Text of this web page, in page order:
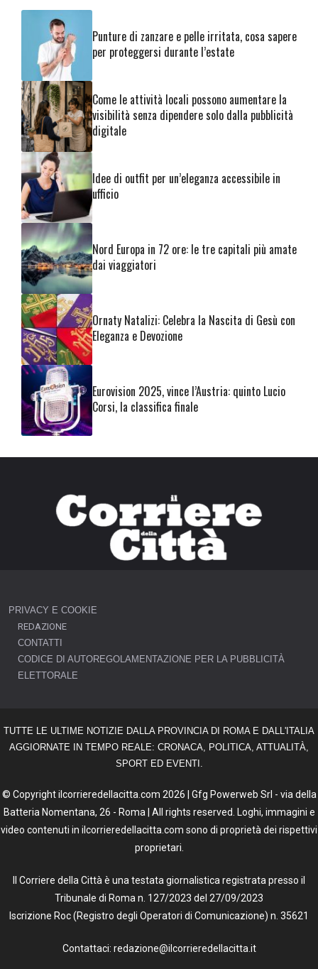
Punture di zanzare e pelle irritata, cosa sapere
per proteggersi durante l’estate
Come le attività locali possono aumentare la
visibilità senza dipendere solo dalla pubblicità
digitale
Idee di outfit per un’eleganza accessibile in
ufficio
Nord Europa in 72 ore: le tre capitali più amate
dai viaggiatori
Ornaty Natalizi: Celebra la Nascita di Gesù con
Eleganza e Devozione
Eurovision 2025, vince l’Austria: quinto Lucio
Corsi, la classifica finale
PRIVACY E COOKIE
REDAZIONE
CONTATTI
CODICE DI AUTOREGOLAMENTAZIONE PER LA PUBBLICITÀ
ELETTORALE
TUTTE LE ULTIME NOTIZIE DALLA PROVINCIA DI ROMA E DALL'ITALIA
AGGIORNATE IN TEMPO REALE: CRONACA, POLITICA, ATTUALITÀ,
SPORT ED EVENTI.
© Copyright ilcorrieredellacitta.com 2026 | Gfg Powerweb Srl - via della
Batteria Nomentana, 26 - Roma | All rights reserved. Loghi, immagini e
video contenuti in ilcorrieredellacitta.com sono di proprietà dei rispettivi
proprietari.
Il Corriere della Città è una testata giornalistica registrata presso il
Tribunale di Roma n. 127/2023 del 27/09/2023
Iscrizione Roc (Registro degli Operatori di Comunicazione) n. 35621
Contattaci: redazione@ilcorrieredellacitta.it